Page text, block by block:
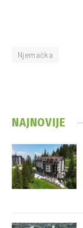
Njemačka
NAJNOVIJE